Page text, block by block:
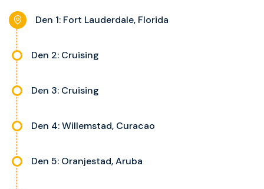
noční stolky, trezor a balkon s
výhledem, velikost kajuty a balkonu
Den 1: Fort Lauderdale, Florida
Den 2: Cruising
Den 3: Cruising
Den 4: Willemstad, Curacao
Den 5: Oranjestad, Aruba